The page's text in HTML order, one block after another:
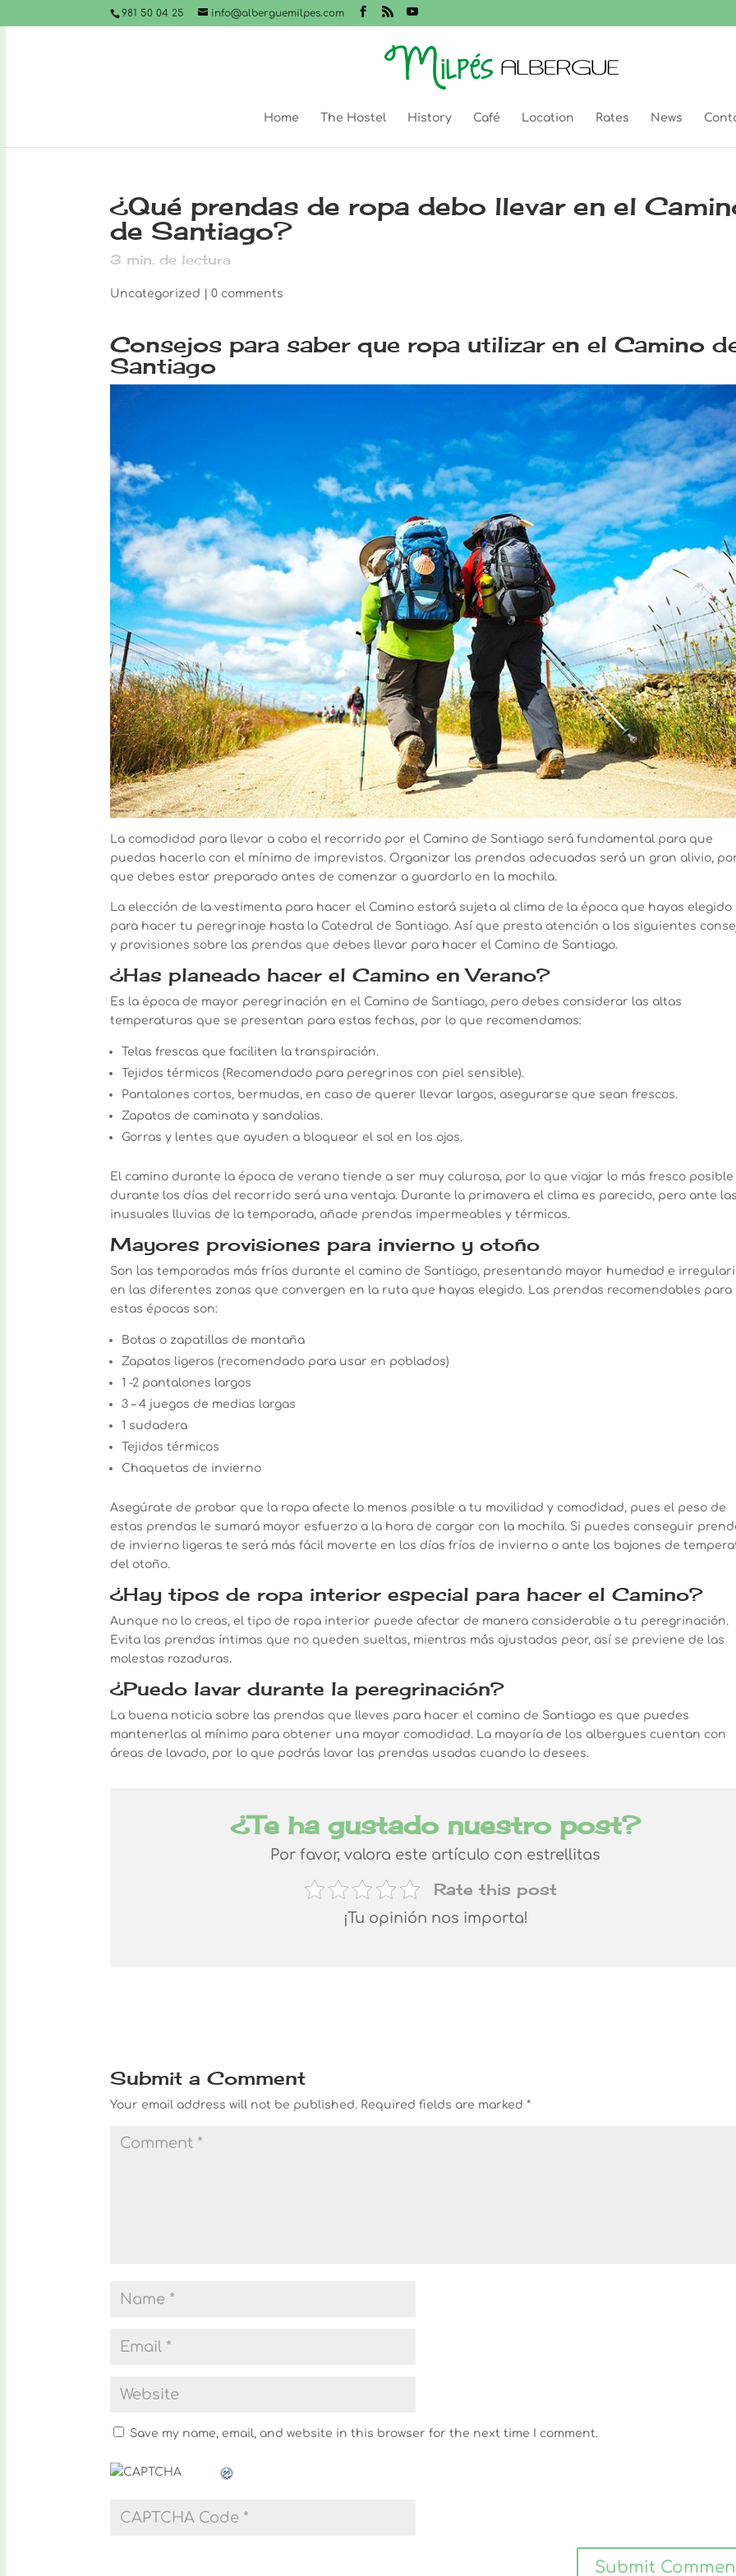
981 50 04 25 info@alberguemilpes.com
Home The Hostel History Café Location Rates News
¿Qué prendas de ropa debo llevar en el
de Santiago?
3 min. de lectura
Uncategorized |0 comments
Consejos para saber que ropa utilizar en el Camino
Santiago
La comodidad para llevar a cabo el recorrido por el Camino de Santiago será fundamental para que
puedas hacerlo con el mínimo de imprevistos. Organizar las prendas adecuadas será un gran alivio,
que debes estar preparado antes de comenzar a guardarlo en la mochila.
La elección de la vestimenta para hacer el Camino estará sujeta al clima de la época que hayas elegido
para hacer tu peregrinaje hasta la Catedral de Santiago. Así que presta atención a los siguientes
y provisiones sobre las prendas que debes llevar para hacer el Camino de Santiago.
¿Has planeado hacer el Camino en Verano?
Es la época de mayor peregrinación en el Camino de Santiago, pero debes considerar las altas
temperaturas que se presentan para estas fechas, por lo que recomendamos:
Telas frescas que faciliten la transpiración.
Tejidos térmicos (Recomendado para peregrinos con piel sensible).
Pantalones cortos, bermudas, en caso de querer llevar largos, asegurarse que sean frescos.
Zapatos de caminata y sandalias.
Gorras y lentes que ayuden a bloquear el sol en los ojos.
El camino durante la época de verano tiende a ser muy calurosa, por lo que viajar lo más fresco posible
durante los días del recorrido será una ventaja. Durante la primavera el clima es parecido, pero ante las
inusuales lluvias de la temporada, añade prendas impermeables y térmicas.
Mayores provisiones para invierno y otoño
Son las temporadas más frías durante el camino de Santiago, presentando mayor humedad e
en las diferentes zonas que convergen en la ruta que hayas elegido. Las prendas recomendables para
estas épocas son:
Botas o zapatillas de montaña
Zapatos ligeros (recomendado para usar en poblados)
1 -2 pantalones largos
3 – 4 juegos de medias largas
1 sudadera
Tejidos térmicos
Chaquetas de invierno
Asegúrate de probar que la ropa afecte lo menos posible a tu movilidad y comodidad, pues el peso de
estas prendas le sumará mayor esfuerzo a la hora de cargar con la mochila. Si puedes conseguir
de invierno ligeras te será más fácil moverte en los días fríos de invierno o ante los bajones de
del otoño.
¿Hay tipos de ropa interior especial para hacer el Camino?
Aunque no lo creas, el tipo de ropa interior puede afectar de manera considerable a tu peregrinación.
Evita las prendas íntimas que no queden sueltas, mientras más ajustadas peor, así se previene de las
molestas rozaduras.
¿Puedo lavar durante la peregrinación?
La buena noticia sobre las prendas que lleves para hacer el camino de Santiago es que puedes
mantenerlas al mínimo para obtener una mayor comodidad. La mayoría de los albergues cuentan con
áreas de lavado, por lo que podrás lavar las prendas usadas cuando lo desees.
¿Te ha gustado nuestro post?
Por favor, valora este artículo con estrellitas
Rate this post
¡Tu opinión nos importa!
Submit a Comment
Your email address will not be published. Required fields are marked*
Save my name, email, and website in this browser for the next time I comment.